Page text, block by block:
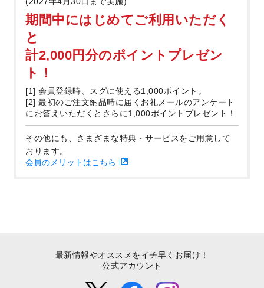
期間中にはじめてご利用いただく
と
計2,000円分のポイントプレゼン
ト！
[1] 会員登録時、スグに使える1,000ポイント。
[2] 最初のご注文納品時に届くお礼メールのアンケート
にお答えいただくとさらに1,000ポイントプレゼント！
その他にも、さまざまな特典・サービスをご用意して
おります。
会員のメリットはこちら
最新情報やオススメをイチ早くお届け！
公式アカウント